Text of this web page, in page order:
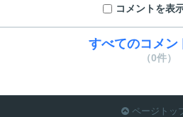
コメントを表
すべてのコメン
（0件）
 ページトッ